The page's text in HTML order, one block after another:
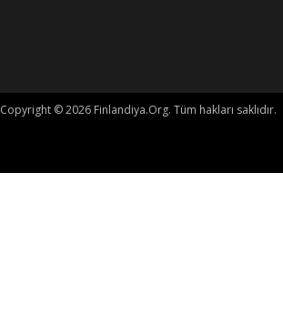
Copyright © 2026 Finlandiya.Org. Tüm hakları saklıdır.